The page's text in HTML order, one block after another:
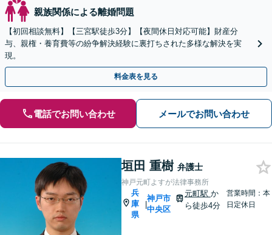
親族関係による離婚問題
【初回相談無料】【三宮駅徒歩3分】【夜間休日対応可能】財産分
与、親権・養育費等の紛争解決経験に裏打ちされた多様な解決を実
現。
料金表を見る
電話でお問い合わせ メールでお問い合わせ
垣田 重樹 弁護士
神戸元町よすが法律事務所
兵
庫
県
|
神戸市
中央区
元町駅 か
ら徒歩4分
営業時間：本
日定休日